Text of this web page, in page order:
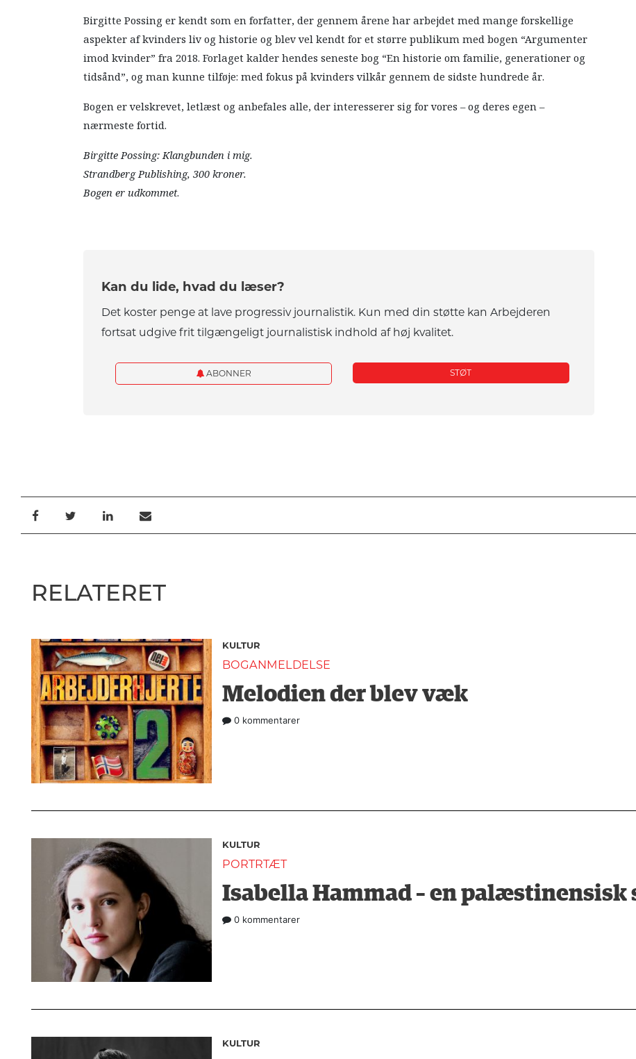
Birgitte Possing er kendt som en forfatter, der gennem årene har arbejdet med mange forskellige
aspekter af kvinders liv og historie og blev vel kendt for et større publikum med bogen “Argumenter
imod kvinder” fra 2018. Forlaget kalder hendes seneste bog “En historie om familie, generationer og
tidsånd”, og man kunne tilføje: med fokus på kvinders vilkår gennem de sidste hundrede år.
Bogen er velskrevet, letlæst og anbefales alle, der interesserer sig for vores – og deres egen –
nærmeste fortid.
Birgitte Possing: Klangbunden i mig.
Strandberg Publishing, 300 kroner.
Bogen er udkommet.
Kan du lide, hvad du læser?
Det koster penge at lave progressiv journalistik. Kun med din støtte kan Arbejderen
fortsat udgive frit tilgængeligt journalistisk indhold af høj kvalitet.
ABONNER STØT
RELATERET
KULTUR
BOGANMELDELSE
Melodien der blev væk
0 kommentarer
KULTUR
PORTRTÆT
Isabella Hammad – en palæstinensisk
0 kommentarer
KULTUR